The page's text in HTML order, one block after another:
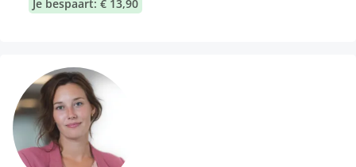
Je bespaart: € 13,90